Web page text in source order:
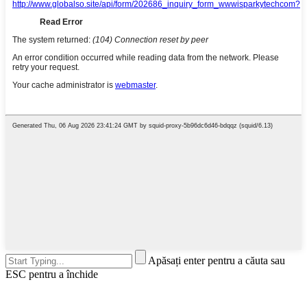
Apăsați enter pentru a căuta sau
ESC pentru a închide